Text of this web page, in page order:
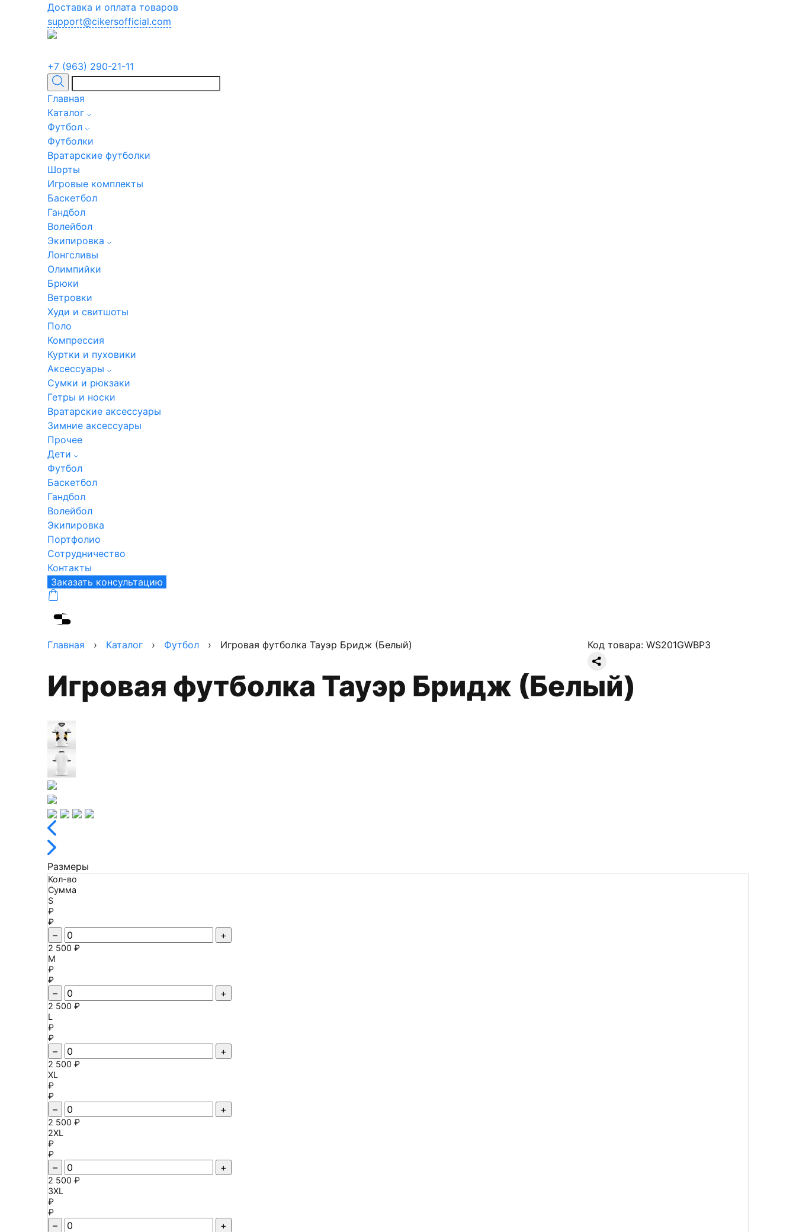
Доставка и оплата товаров
support@cikersofficial.com
+7 (963) 290-21-11
Главная
Каталог
Футбол
Футболки
Вратарские футболки
Шорты
Игровые комплекты
Баскетбол
Гандбол
Волейбол
Экипировка
Лонгсливы
Олимпийки
Брюки
Ветровки
Худи и свитшоты
Поло
Компрессия
Куртки и пуховики
Аксессуары
Сумки и рюкзаки
Гетры и носки
Вратарские аксессуары
Зимние аксессуары
Прочее
Дети
Футбол
Баскетбол
Гандбол
Волейбол
Экипировка
Портфолио
Сотрудничество
Контакты
Заказать консультацию
Главная › Каталог › Футбол › Игровая футболка Тауэр Бридж (Белый) Код товара: WS201GWBP3
Игровая футболка Тауэр Бридж (Белый)
Размеры
Кол-во
Сумма
S
₽
₽
– +
2 500 ₽
M
₽
₽
– +
2 500 ₽
L
₽
₽
– +
2 500 ₽
XL
₽
₽
– +
2 500 ₽
2XL
₽
₽
– +
2 500 ₽
3XL
₽
₽
– +